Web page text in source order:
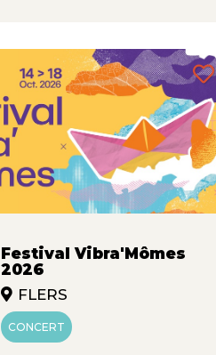
Festival Vibra'Mômes
2026
FLERS
CONCERT